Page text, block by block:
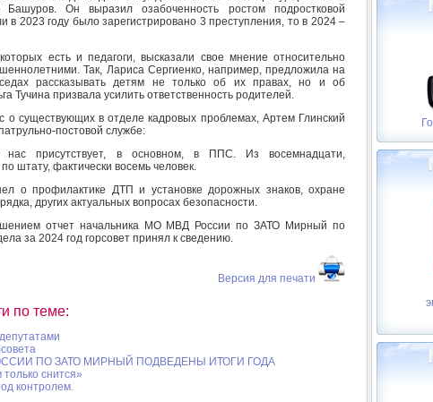
Он выразил озабоченность ростом подростковой
в 2023 году было зарегистрировано 3 преступления, то в 2024 –
есть и педагоги, высказали свое мнение относительно
Так, Лариса Сергиенко, например, предложила на
рассказывать детям не только об их правах, но и об
Тучина призвала усилить ответственность родителей.
о существующих в отделе кадровых проблемах, Артем Глинский
постовой службе:
присутствует, в основном, в ППС. Из восемнадцати,
штату, фактически восемь человек.
о профилактике ДТП и установке дорожных знаков, охране
других актуальных вопросах безопасности.
отчет начальника МО МВД России по ЗАТО Мирный по
за 2024 год горсовет принял к сведению.
Версия для печати
по теме:
ПО ЗАТО МИРНЫЙ ПОДВЕДЕНЫ ИТОГИ ГОДА
снится»
контролем.